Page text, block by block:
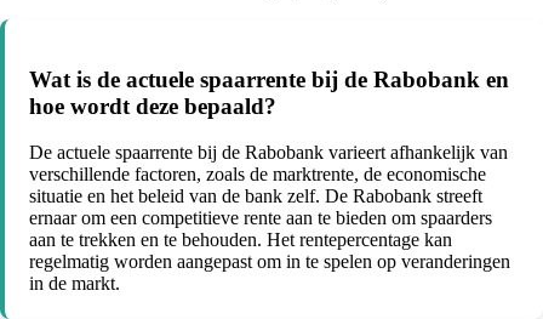
Wat is de actuele spaarrente bij de Rabobank en
hoe wordt deze bepaald?
De actuele spaarrente bij de Rabobank varieert afhankelijk van
verschillende factoren, zoals de marktrente, de economische
situatie en het beleid van de bank zelf. De Rabobank streeft
ernaar om een competitieve rente aan te bieden om spaarders
aan te trekken en te behouden. Het rentepercentage kan
regelmatig worden aangepast om in te spelen op veranderingen
in de markt.